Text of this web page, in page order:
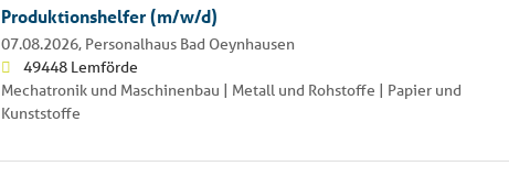
Produktionshelfer (m/w/d)
07.08.2026, Personalhaus Bad Oeynhausen
49448 Lemförde
Mechatronik und Maschinenbau | Metall und Rohstoffe | Papier und
Kunststoffe